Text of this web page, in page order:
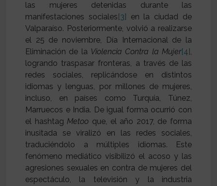
las mujeres detenidas durante las
manifestaciones sociales[3] en la ciudad de
Valparaíso. Posteriormente, volvió a realizarse
el 25 de noviembre, Día Internacional de la
Eliminación de la Violencia Contra la Mujer[4],
logrando traspasar fronteras, a través de las
redes sociales, replicándose en distintos
idiomas y lenguas, por millones de mujeres,
incluso, en países como Turquía, Túnez,
Marruecos e India. De igual forma ocurrió con
el hashtagMetoo que, el año 2017, de forma
inusitada se viralizó en las redes sociales,
traduciéndolo a múltiples idiomas. Este
fenómeno mediático visibilizó el acoso y las
agresiones sexuales en contra de mujeres del
espectáculo, la televisión y la industria